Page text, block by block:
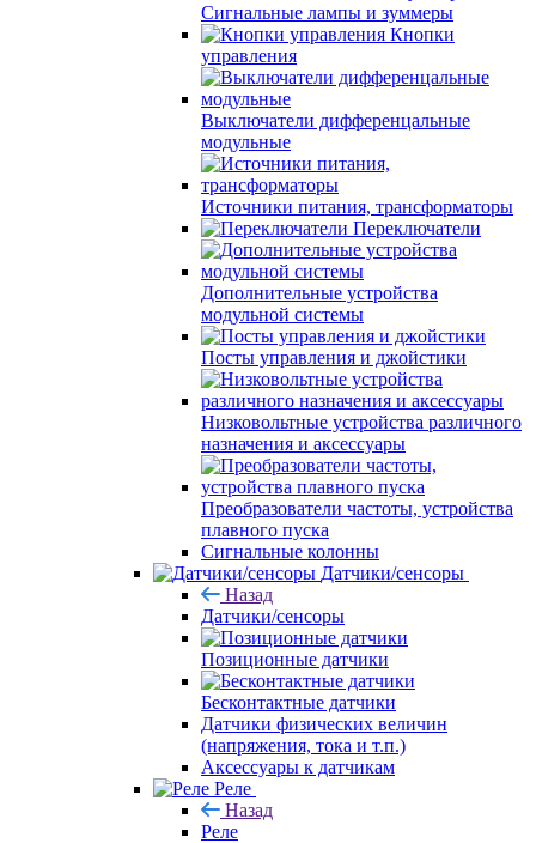
Сигнальные лампы и зуммеры
Кнопки
управления
Выключатели дифференцальные
модульные
Источники питания, трансформаторы
Переключатели
Дополнительные устройства
модульной системы
Посты управления и джойстики
Низковольтные устройства различного
назначения и аксессуары
Преобразователи частоты, устройства
плавного пуска
Сигнальные колонны
Датчики/сенсоры
Назад
Датчики/сенсоры
Позиционные датчики
Бесконтактные датчики
Датчики физических величин
(напряжения, тока и т.п.)
Аксессуары к датчикам
Реле
Назад
Реле